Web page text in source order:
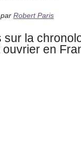
par Robert Paris
sur la
en